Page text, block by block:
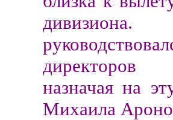
директоров
назначая на
Михаила